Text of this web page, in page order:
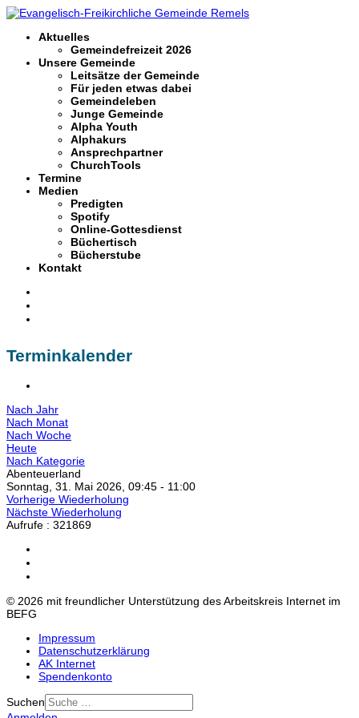
Aktuelles
Gemeindefreizeit 2026
Unsere Gemeinde
Leitsätze der Gemeinde
Für jeden etwas dabei
Gemeindeleben
Junge Gemeinde
Alpha Youth
Alphakurs
Ansprechpartner
ChurchTools
Termine
Medien
Predigten
Spotify
Online-Gottesdienst
Büchertisch
Bücherstube
Kontakt
Terminkalender
Nach Jahr
Nach Monat
Nach Woche
Heute
Nach Kategorie
Abenteuerland
Sonntag, 31. Mai 2026, 09:45 - 11:00
Vorherige Wiederholung
Nächste Wiederholung
Aufrufe : 321869
© 2026 mit freundlicher Unterstützung des Arbeitskreis Internet im
BEFG
Impressum
Datenschutzerklärung
AK Internet
Spendenkonto
Suchen